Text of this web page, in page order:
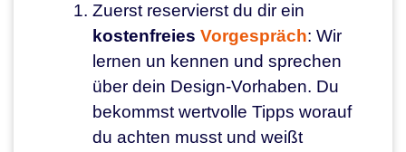
Zuerst reservierst du dir ein
kostenfreies Vorgespräch: Wir
lernen un kennen und sprechen
über dein Design-Vorhaben. Du
bekommst wertvolle Tipps worauf
du achten musst und weißt